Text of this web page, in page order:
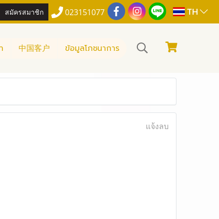
สมัครสมาชิก 023151077 TH
中国客户 ข้อมูลโภชนาการ
แจ้งลบ